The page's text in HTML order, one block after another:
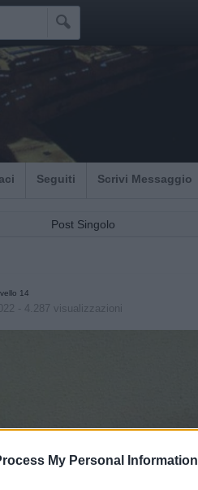
My Personal Information

Seguiti Scrivi Messaggio
Post Singolo
14
- 4.287 visualizzazioni